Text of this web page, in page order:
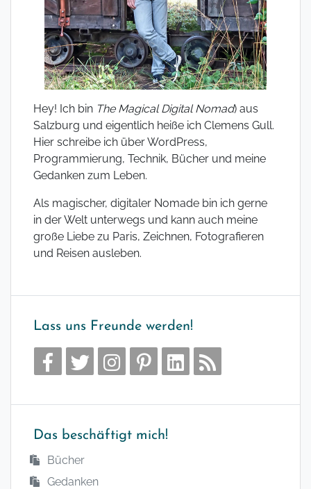
Hey! Ich bin The Magical Digital Nomad) aus
Salzburg und eigentlich heiße ich Clemens Gull.
Hier schreibe ich über WordPress,
Programmierung, Technik, Bücher und meine
Gedanken zum Leben.
Als magischer, digitaler Nomade bin ich gerne
in der Welt unterwegs und kann auch meine
große Liebe zu Paris, Zeichnen, Fotografieren
und Reisen ausleben.
Lass uns Freunde werden!
Das beschäftigt mich!
Bücher
Gedanken